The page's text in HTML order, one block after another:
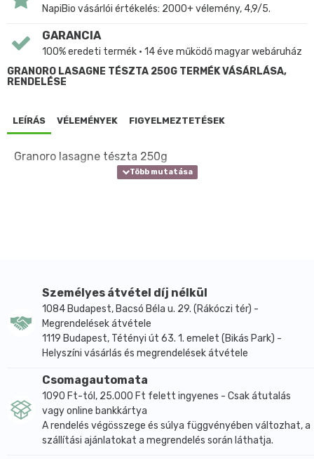
NapiBio vásárlói értékelés: 2000+ vélemény, 4,9/5.
GARANCIA
100% eredeti termék • 14 éve működő magyar webáruház
GRANORO LASAGNE TÉSZTA 250G TERMÉK VÁSÁRLÁSA,
RENDELÉSE
LEÍRÁS VÉLEMÉNYEK FIGYELMEZTETÉSEK
Granoro lasagne tészta 250g
Személyes átvétel díj nélkül
1084 Budapest, Bacsó Béla u. 29. (Rákóczi tér) -
Megrendelések átvétele
1119 Budapest, Tétényi út 63. 1. emelet (Bikás Park) -
Helyszíni vásárlás és megrendelések átvétele
Csomagautomata
1090 Ft-tól, 25.000 Ft felett ingyenes - Csak átutalás
vagy online bankkártya
A rendelés végösszege és súlya függvényében változhat, a
szállítási ajánlatokat a megrendelés során láthatja.